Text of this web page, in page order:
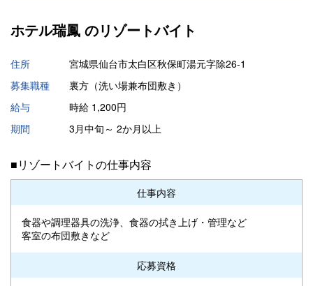
ホテル瑞鳳 のリゾートバイト
住所
宮城県仙台市太白区秋保町湯元字除26-1
募集職種
裏方（洗い場兼布団敷き）
給与
時給 1,200円
期間
3月中旬～ 2か月以上
■リゾートバイトの仕事内容
仕事内容
食器や調理器具の洗浄、食器の拭き上げ・管理など
客室の布団敷きなど
応募資格